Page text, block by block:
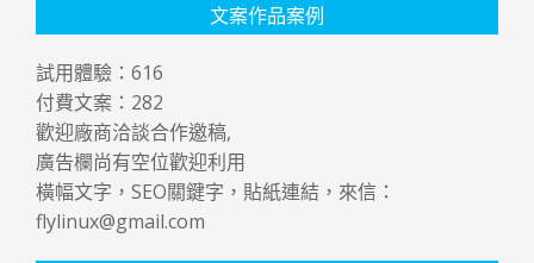
文案作品案例
試用體驗： 616
付費文案： 282
歡迎廠商洽談合作邀稿,
廣告欄尚有空位歡迎利用
橫幅文字，SEO關鍵字，貼紙連結，來信：
flylinux@gmail.com